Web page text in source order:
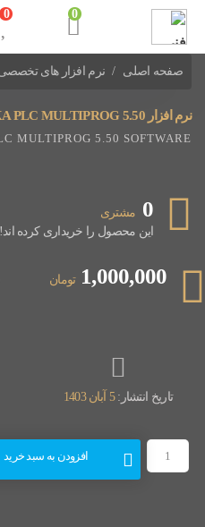
صفحه اصلی نرم افزار های
نرم افزارهای PLC سایر شرکت ها
نرم افزار KUKA PLC MULTIPROG 5.50
MULTIPROG 5.50 SOFTWARE
0 مشتری
این محصول را خریداری کرده اند!
1,000,000 تومان
تاریخ انتشار:5 آبان 1403
افزودن به سبد خرید
0
0